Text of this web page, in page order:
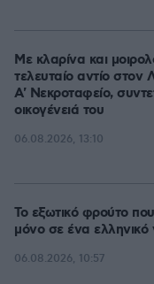
Με κλαρίνα και
τελευταίο αντίο στον
A' Νεκροταφείο,
οικογένειά του
06.08.2026, 13:10
Το εξωτικό φρούτο που
μόνο σε ένα ελληνικό
06.08.2026, 10:57